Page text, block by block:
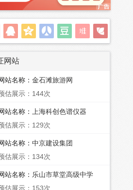
网站
站名称： 金石滩旅游网
估展示：144次
站名称：
上海科创色谱仪器
估展示：129次
站名称： 中京建设集团
估展示：134次
站名称： 乐山市草堂高级中学
估展示：153次